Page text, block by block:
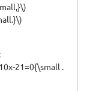
21=0{\small .